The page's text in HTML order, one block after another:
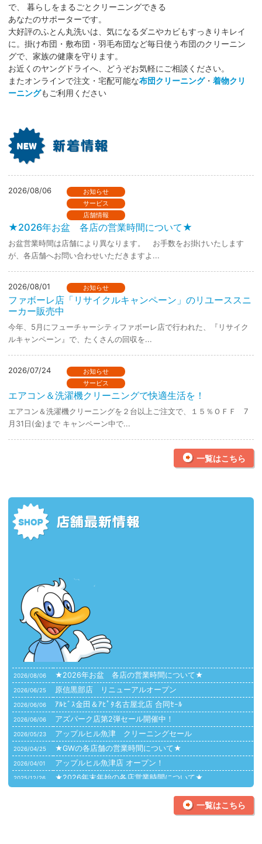
で、 暮らしをまるごとクリーニングできる
あなたのサポーターです。
大好評のふとん丸洗いは、気になるダニやカビもすっきりキレイ
に。掛け布団・敷布団・羽毛布団など毎日使う布団のクリーニン
グで、家族の健康を守ります。
お近くのヤングドライへ、どうぞお気軽にご相談ください。
またオンラインで注文・宅配可能な布団クリーニング・着物クリ
ーニングもご利用ください
2026/08/06
お知らせ
サービス
店舗情報
★2026年お盆 各店の営業時間について★
お盆営業時間は店舗により異なります。 お手数をお掛けいたします
が、各店舗へお問い合わせいただきますよ...
2026/08/01 お知らせ
ファボーレ店「リサイクルキャンペーン」のリユーススニ
ーカー販売中
今年、5月にフューチャーシティファボーレ店で行われた、『リサイク
ルキャンペーン』で、たくさんの回収を...
2026/07/24
お知らせ
サービス
エアコン＆洗濯機クリーニングで快適生活を！
エアコン＆洗濯機クリーニングを２台以上ご注文で、１５％ＯＦＦ 7
月31日(金)まで キャンペーン中で...
一覧はこちら
2026/08/06 ★2026年お盆 各店の営業時間について★
2026/06/25 原信黒部店 リニューアルオープン
2026/06/06 ｱﾙﾋﾞｽ金田＆ｱﾋﾟﾀ名古屋北店 合同ｾｰﾙ
2026/06/06 アズパーク店第2弾セール開催中！
2026/05/23 アップルヒル魚津 クリーニングセール
2026/04/25 ★GWの各店舗の営業時間について★
2026/04/01 アップルヒル魚津店 オープン！
2025/12/26 ★2026年末年始の各店営業時間について★
お布団のクリーニングはプロにお任せください！
一覧はこちら